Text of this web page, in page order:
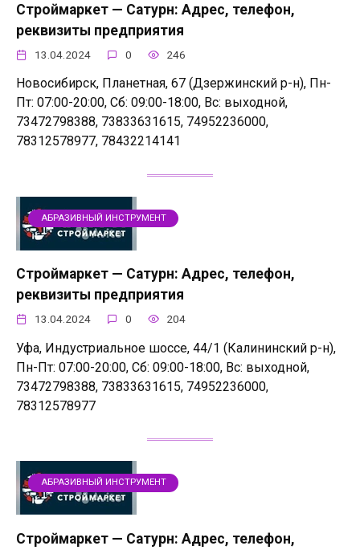
Строймаркет — Сатурн: Адрес, телефон,
реквизиты предприятия
13.04.2024 0 246
Новосибирск, Планетная, 67 (Дзержинский р-н), Пн-
Пт: 07:00-20:00, Сб: 09:00-18:00, Вс: выходной,
73472798388, 73833631615, 74952236000,
78312578977, 78432214141
АБРАЗИВНЫЙ ИНСТРУМЕНТ
Строймаркет — Сатурн: Адрес, телефон,
реквизиты предприятия
13.04.2024 0 204
Уфа, Индустриальное шоссе, 44/1 (Калининский р-н),
Пн-Пт: 07:00-20:00, Сб: 09:00-18:00, Вс: выходной,
73472798388, 73833631615, 74952236000,
78312578977
АБРАЗИВНЫЙ ИНСТРУМЕНТ
Строймаркет — Сатурн: Адрес, телефон,